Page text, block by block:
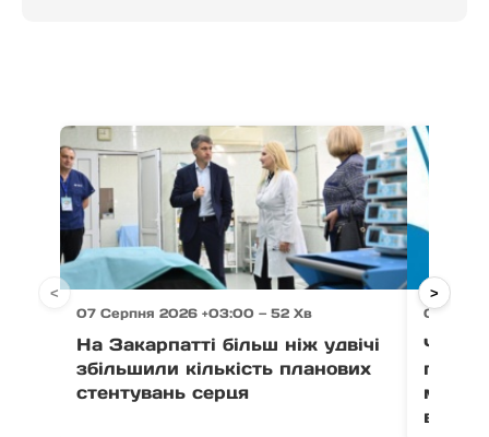
07 Серпня 2026 +03:00 — 52 Хв
На Закарпатті більш ніж удвічі
збільшили кількість планових
стентувань серця
07
Через
води
< >